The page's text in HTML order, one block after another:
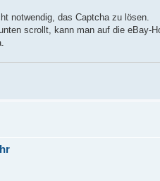
notwendig, das Captcha zu lösen.
scrollt, kann man auf die eBay-